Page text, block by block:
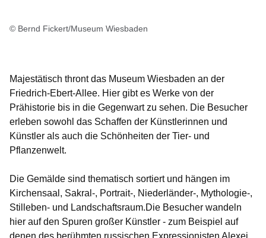
© Bernd Fickert/Museum Wiesbaden
Majestätisch thront das Museum Wiesbaden an der
Friedrich-Ebert-Allee. Hier gibt es Werke von der
Prähistorie bis in die Gegenwart zu sehen. Die Besucher
erleben sowohl das Schaffen der Künstlerinnen und
Künstler als auch die Schönheiten der Tier- und
Pflanzenwelt.
Die Gemälde sind thematisch sortiert und hängen im
Kirchensaal, Sakral-, Portrait-, Niederländer-, Mythologie-,
Stilleben- und Landschaftsraum.Die Besucher wandeln
hier auf den Spuren großer Künstler - zum Beispiel auf